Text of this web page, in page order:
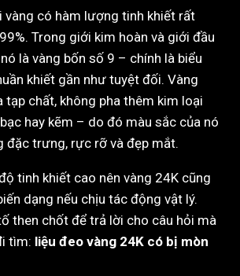
vàng có hàm lượng tinh khiết rất
Trong giới kim hoàn và giới đầu
là vàng bốn số 9 – chính là biểu
khiết gần như tuyệt đối. Vàng
tạp chất, không pha thêm kim loại
hay kẽm – do đó màu sắc của nó
đặc trưng, rực rỡ và đẹp mắt.
tinh khiết cao nên vàng 24K cũng
dạng nếu chịu tác động vật lý.
then chốt để trả lời cho câu hỏi mà
tìm: liệu đeo vàng 24K có bị mòn